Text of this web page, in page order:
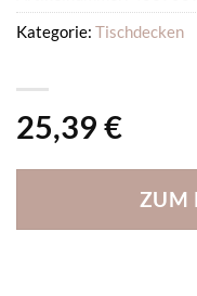
25,39 €
ZUM
Kategorie: Tischdecken